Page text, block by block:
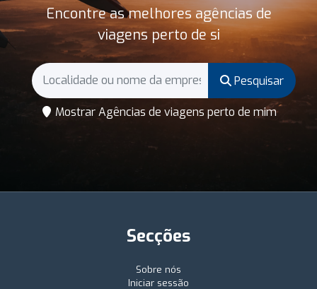
Encontre as melhores agências de
viagens perto de si
Pesquisar
Mostrar Agências de viagens perto de mim
Secções
Sobre nós
Iniciar sessão